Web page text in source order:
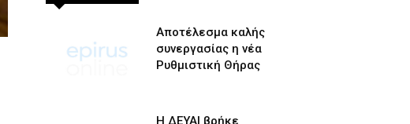
Αποτέλεσμα καλής
συνεργασίας η νέα
Ρυθμιστική Θήρας
Η ΔΕΥΑΙ βρήκε